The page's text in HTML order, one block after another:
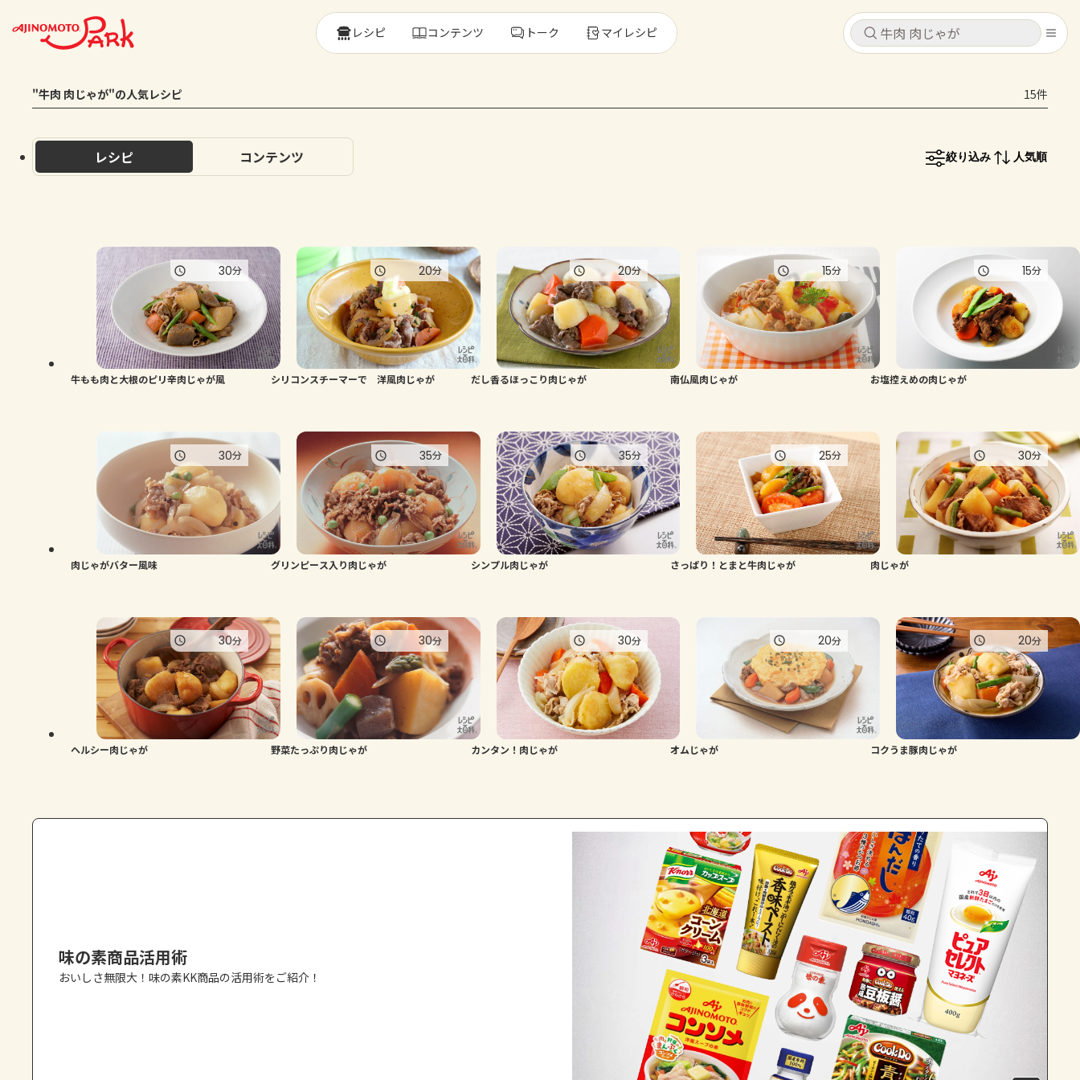
キャンセル
ログインするとレシピを保存できます
レシピ
トーク
よくあるお問い合わせ
お買い物
AJINOMOTO PARK とは
キャンセル
レシピ コンテンツ
レシピ コンテンツ トーク マイレシピ
"牛肉 肉じゃが"の人気レシピ 15件
レシピ コンテンツ 絞り込み 人気順
牛もも肉と大根のピリ辛肉じゃが風
30分
シリコンスチーマーで 洋風肉じゃが
20分
だし香るほっこり肉じゃが
20分
南仏風肉じゃが
15分
お塩控えめの肉じゃが
15分
肉じゃがバター風味
30分
グリンピース入り肉じゃが
35分
シンプル肉じゃが
35分
さっぱり！とまと牛肉じゃが
25分
肉じゃが
30分
ヘルシー肉じゃが
30分
野菜たっぷり肉じゃが
30分
カンタン！肉じゃが
30分
オムじゃが
20分
コクうま豚肉じゃが
20分
味の素商品活用術
おいしさ無限大！味の素KK商品の活用術をご紹介！